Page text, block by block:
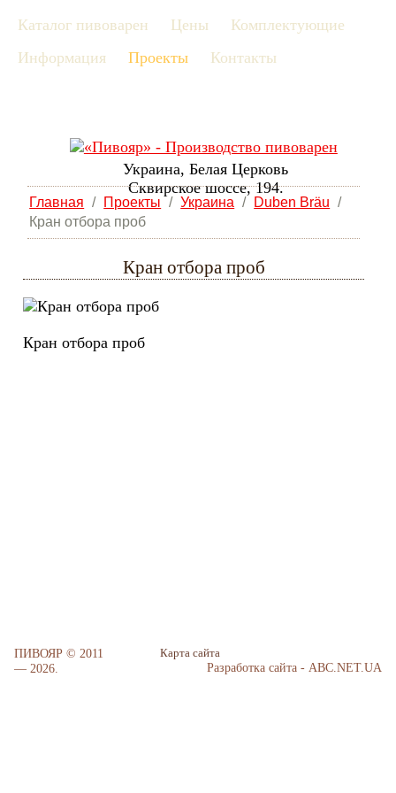
Каталог пивоварен Цены
Комплектующие
Информация
Проекты Контакты
Украина, Белая Церковь
Сквирское шоссе, 194.
Главная / Проекты / Украина / Duben Bräu
/
Кран отбора проб
Кран отбора проб
Кран отбора проб
ПИВОЯР © 2011
— 2026.
Карта сайта
Разработка сайта - ABC.NET.UA